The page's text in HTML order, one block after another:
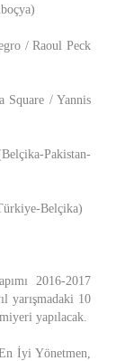
/ Raoul Peck
Square / Yannis
Pakistan-
Belçika)
2016-2017
yarışmadaki 10
yapılacak.
İyi Yönetmen,